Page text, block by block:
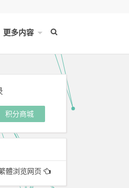
更多内容
积分商城
體浏览网页